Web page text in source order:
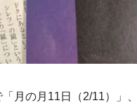
月の月11日（2/11）」